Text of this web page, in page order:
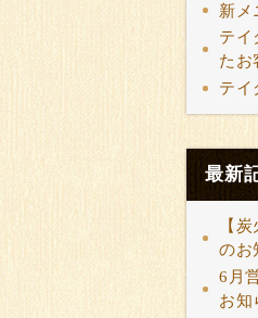
新メ
テイ
たお
テイ
最新
【
のお
6月
お知